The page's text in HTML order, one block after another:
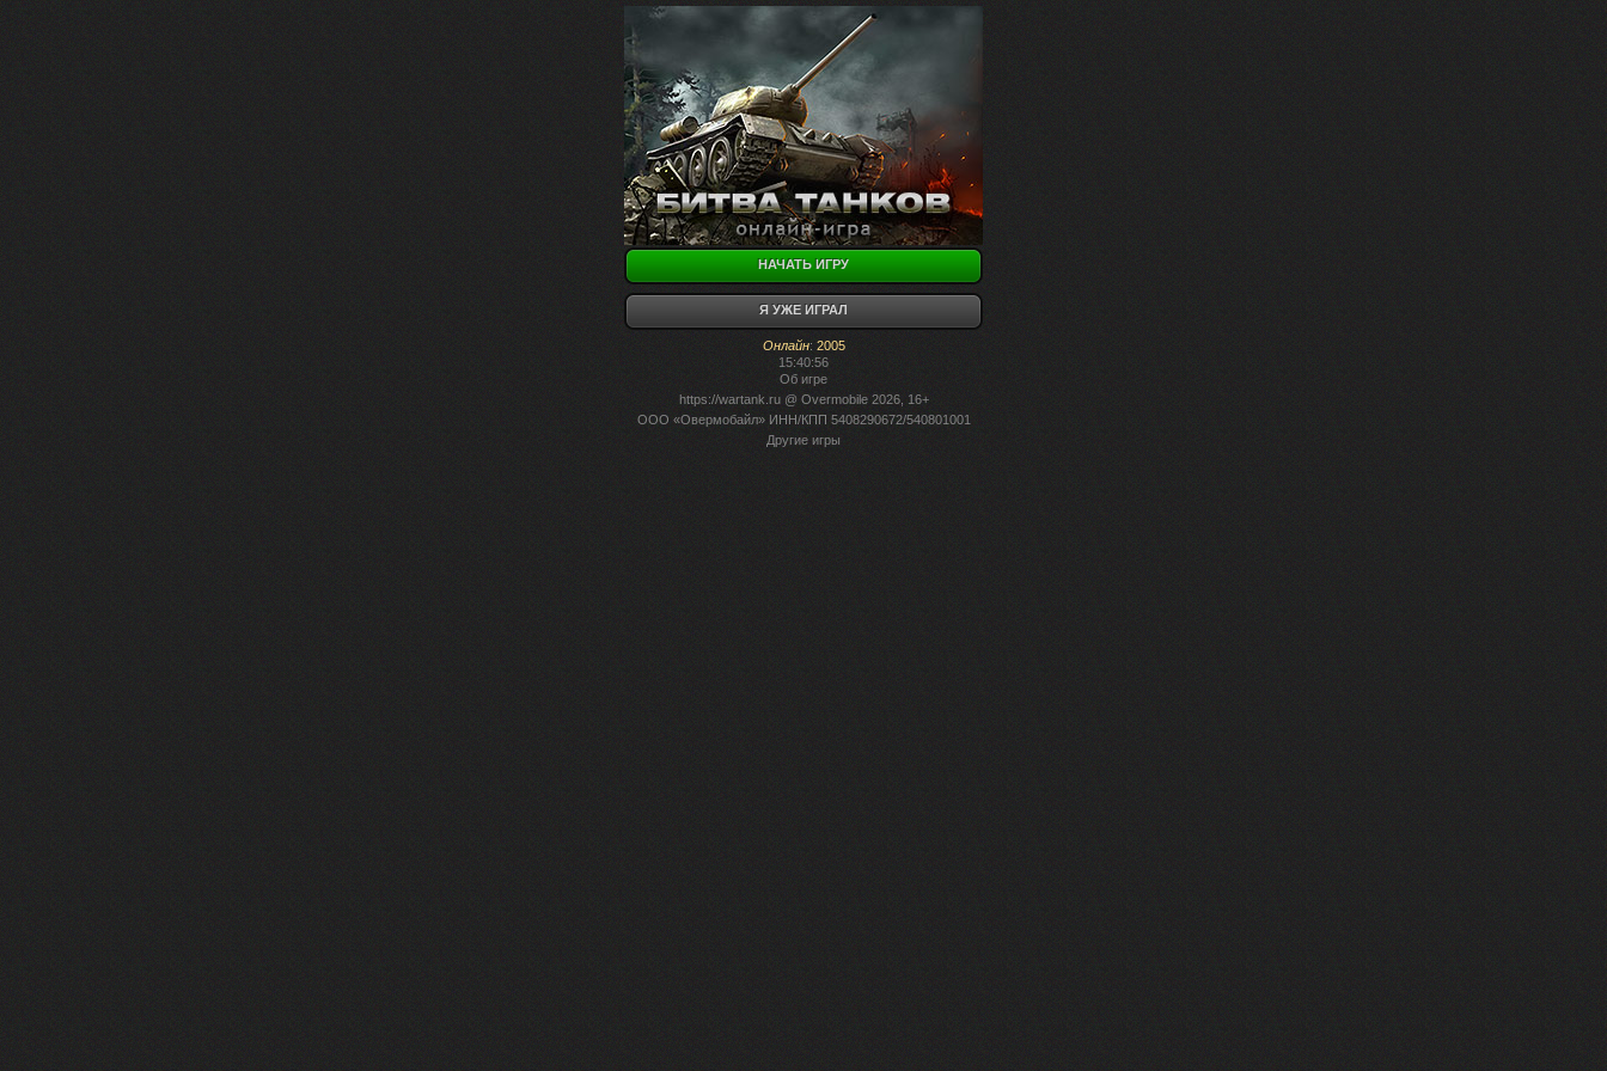
НАЧАТЬ ИГРУ
Я УЖЕ ИГРАЛ
Онлайн: 2005
15:40:56
Об игре
https://wartank.ru@ Overmobile 2026, 16+
ООО «Овермобайл» ИНН/КПП 5408290672/540801001
Другие игры